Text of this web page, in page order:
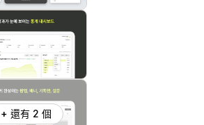
+ 還有 2 個